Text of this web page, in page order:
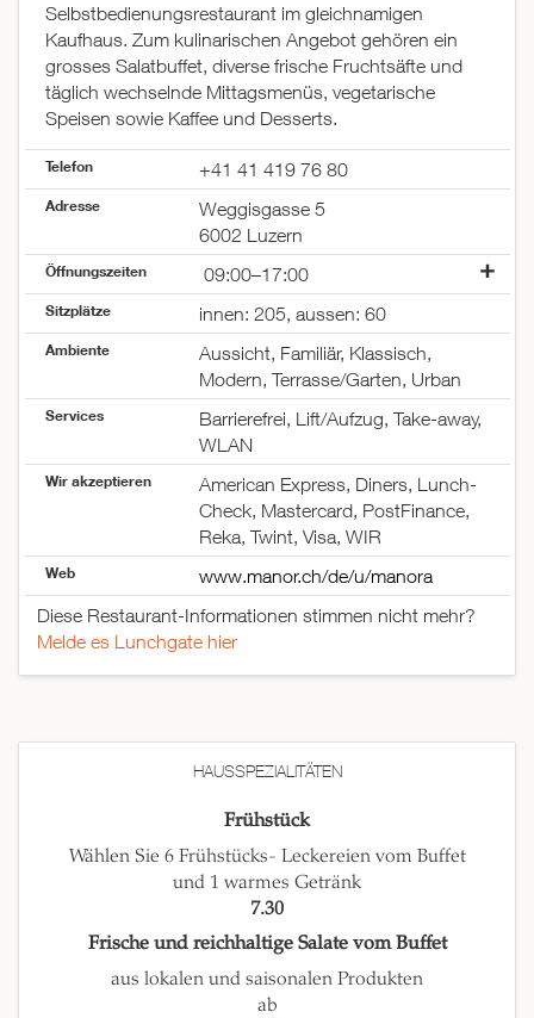
Selbstbedienungsrestaurant im gleichnamigen
Kaufhaus. Zum kulinarischen Angebot gehören ein
grosses Salatbuffet, diverse frische Fruchtsäfte und
täglich wechselnde Mittagsmenüs, vegetarische
Speisen sowie Kaffee und Desserts.
Telefon +41 41 419 76 80
Adresse
Weggisgasse 5
6002 Luzern
Öffnungszeiten
09:00–17:00
Montag
Mittwoch
Freitag
09:00–19:00
09:00–19:00
09:00–19:00
09:00–20:00
09:00–19:00
09:00–17:00
geschlossen
Sitzplätze innen: 205, aussen: 60
Ambiente
Aussicht, Familiär, Klassisch,
Modern, Terrasse/Garten, Urban
Services
Barrierefrei, Lift/Aufzug, Take-away,
WLAN
Wir akzeptieren
American Express, Diners, Lunch-
Check, Mastercard, PostFinance,
Reka, Twint, Visa, WIR
Web
www.manor.ch/de/u/manora
Diese Restaurant-Informationen stimmen nicht mehr?
Melde es Lunchgate hier
HAUSSPEZIALITÄTEN
Frühstück
Wählen Sie 6 Frühstücks- Leckereien vom Buffet
und 1 warmes Getränk
7.30
Frische und reichhaltige Salate vom Buffet
aus lokalen und saisonalen Produkten
ab